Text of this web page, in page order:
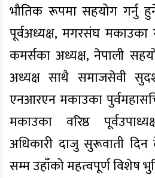
भौतिक रूपमा सहयोग गर्नु
पूर्वअध्यक्ष, मगरसंघ
कमर्सका अध्यक्ष, नेपाली
अध्यक्ष साथै समाजसेवी
एनआरएन मकाउका
मकाउका वरिष्ठ
अधिकारी दाजु सुरूवाती
सम्म उहाँको महत्वपूर्ण विशेष